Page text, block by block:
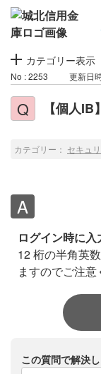
カテゴリー表示
No : 2253 更新日
【個人
カテゴリー： セキュ
ログイン時に入
12 桁の半角英
ますのでご注意
この質問で解決